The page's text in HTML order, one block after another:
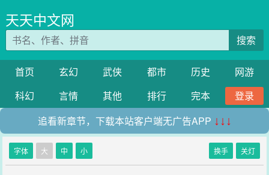
天天中文网
搜索
首页 玄幻 武侠 都市 历史
网游
科幻
言情 其他 排行 完本
登录
追看新章节，下载本站客户端无广告APP ↓↓↓
字体 大 中 小 换手 关灯